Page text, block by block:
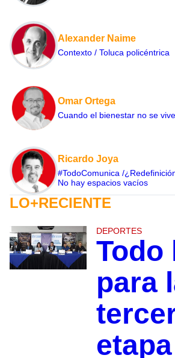
Alexander Naime
Contexto / Toluca policéntrica
Omar Ortega
Cuando el bienestar no se
Ricardo Joya
#TodoComunica /
No hay espacios vacíos
LO+RECIENTE
DEPORTES
Todo
para